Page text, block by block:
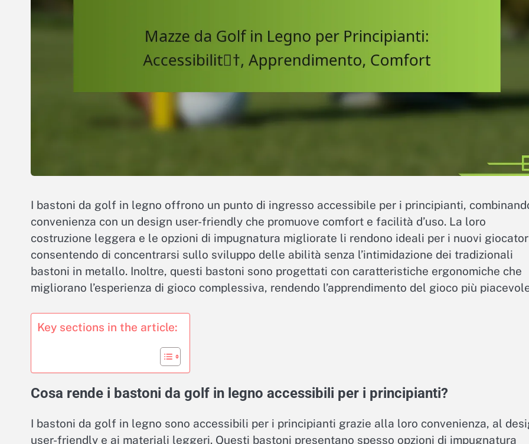
I bastoni da golf in legno offrono un punto di ingresso accessibile per i principianti,
convenienza con un design user-friendly che promuove comfort e facilità d’uso. La loro
costruzione leggera e le opzioni di impugnatura migliorate li rendono ideali per i nuovi
consentendo di concentrarsi sullo sviluppo delle abilità senza l’intimidazione dei tradizionali
bastoni in metallo. Inoltre, questi bastoni sono progettati con caratteristiche ergonomiche che
migliorano l’esperienza di gioco complessiva, rendendo l’apprendimento del gioco più
Key sections in the article:
Cosa rende i bastoni da golf in legno accessibili per i principianti?
I bastoni da golf in legno sono accessibili per i principianti grazie alla loro convenienza, al
user-friendly e ai materiali leggeri. Questi bastoni presentano spesso opzioni di impugnatura